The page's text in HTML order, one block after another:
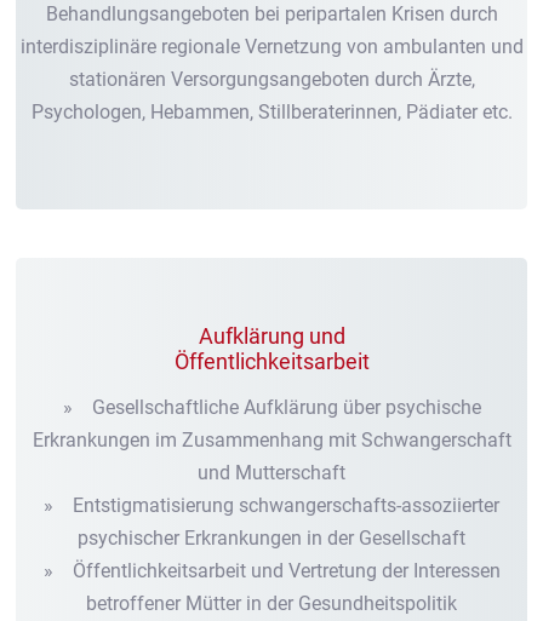
Behandlungsangeboten bei peripartalen Krisen durch
interdisziplinäre regionale Vernetzung von ambulanten und
stationären Versorgungsangeboten durch Ärzte,
Psychologen, Hebammen, Stillberaterinnen, Pädiater etc.
Aufklärung und
Öffentlichkeitsarbeit
» Gesellschaftliche Aufklärung über psychische
Erkrankungen im Zusammenhang mit Schwangerschaft
und Mutterschaft
» Entstigmatisierung schwangerschafts-assoziierter
psychischer Erkrankungen in der Gesellschaft
» Öffentlichkeitsarbeit und Vertretung der Interessen
betroffener Mütter in der Gesundheitspolitik